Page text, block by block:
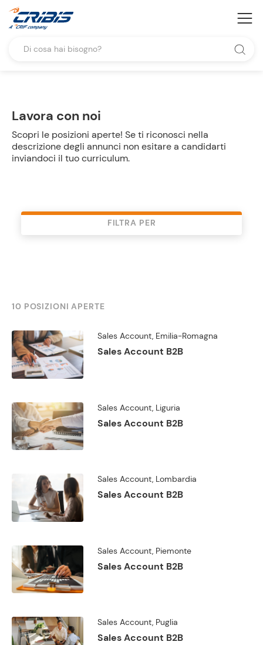
Lavora con noi
Scopri le posizioni aperte! Se ti riconosci nella
descrizione degli annunci non esitare a candidarti
inviandoci il tuo curriculum.
FILTRA PER
10 POSIZIONI APERTE
Sales Account, Emilia-Romagna
Sales Account B2B
Sales Account, Liguria
Sales Account B2B
Sales Account, Lombardia
Sales Account B2B
Sales Account, Piemonte
Sales Account B2B
Sales Account, Puglia
Sales Account B2B